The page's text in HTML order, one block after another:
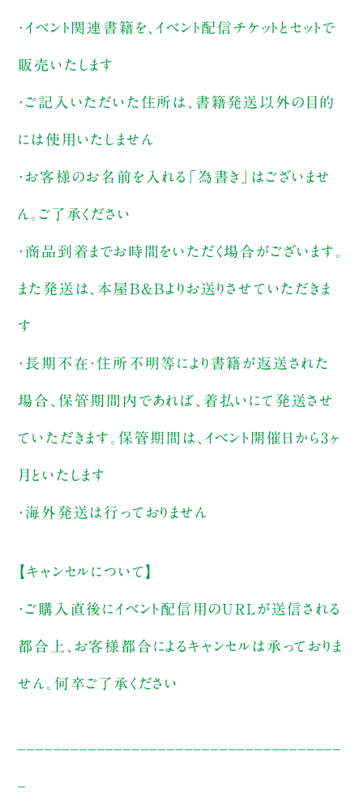
・イベント関連書籍を、イベント配信チケットとセットで
販売いたします
・ご記入いただいた住所は、書籍発送以外の目的
には使用いたしません
・お客様のお名前を入れる「為書き」はございませ
ん。ご了承ください
・商品到着までお時間をいただく場合がございます。
また発送は、本屋B&Bよりお送りさせていただきま
す
・長期不在・住所不明等により書籍が返送された
場合、保管期間内であれば、着払いにて発送させ
ていただきます。保管期間は、イベント開催日から3ヶ
月といたします
・海外発送は行っておりません
【キャンセルについて】
・ご購入直後にイベント配信用のURLが送信される
都合上、お客様都合によるキャンセルは承っておりま
せん。何卒ご了承ください